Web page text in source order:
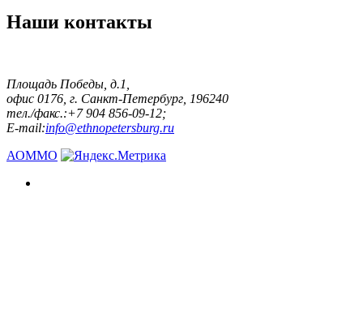
Наши контакты
Площадь Победы, д.1,
офис 0176, г. Санкт-Петербург, 196240
тел./факс.:+7 904 856-09-12;
E-mail:info@ethnopetersburg.ru
АОММО